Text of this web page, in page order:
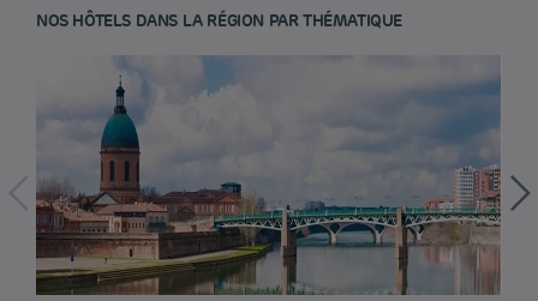
NOS HÔTELS DANS LA RÉGION PAR THÉMATIQUE